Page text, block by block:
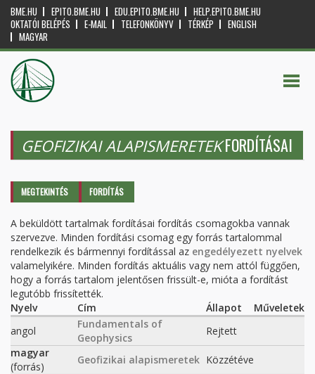
BME.HU EPITO.BME.HU EDU.EPITO.BME.HU
HELP.EPITO.BME.HU
OKTATÓI BELÉPÉS
E-MAIL TELEFONKÖNYV TÉRKÉP
ENGLISH
MAGYAR
GEOFIZIKAI ALAPISMERETEKFORDÍTÁSAI
Elsődleges fülek
MEGTEKINTÉS FORDÍTÁS
A beküldött tartalmak fordításai fordítás csomagokba vannak
szervezve. Minden fordítási csomag egy forrás tartalommal
rendelkezik és bármennyi fordítással az engedélyezett nyelvek
valamelyikére. Minden fordítás aktuális vagy nem attól függően,
hogy a forrás tartalom jelentősen frissült-e, mióta a fordítást
legutóbb frissítették.
Nyelv
Cím Állapot
Műveletek
angol
Fundamentals of
Geophysics
Rejtett
magyar
(forrás)
Geofizikai alapismeretek Közzétéve